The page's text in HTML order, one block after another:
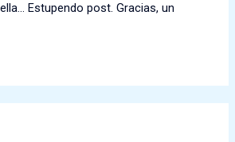
Estupendo post. Gracias, un